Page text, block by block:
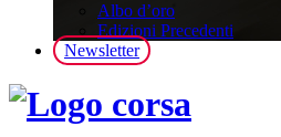
Albo d’oro
Edizioni Precedenti
Newsletter